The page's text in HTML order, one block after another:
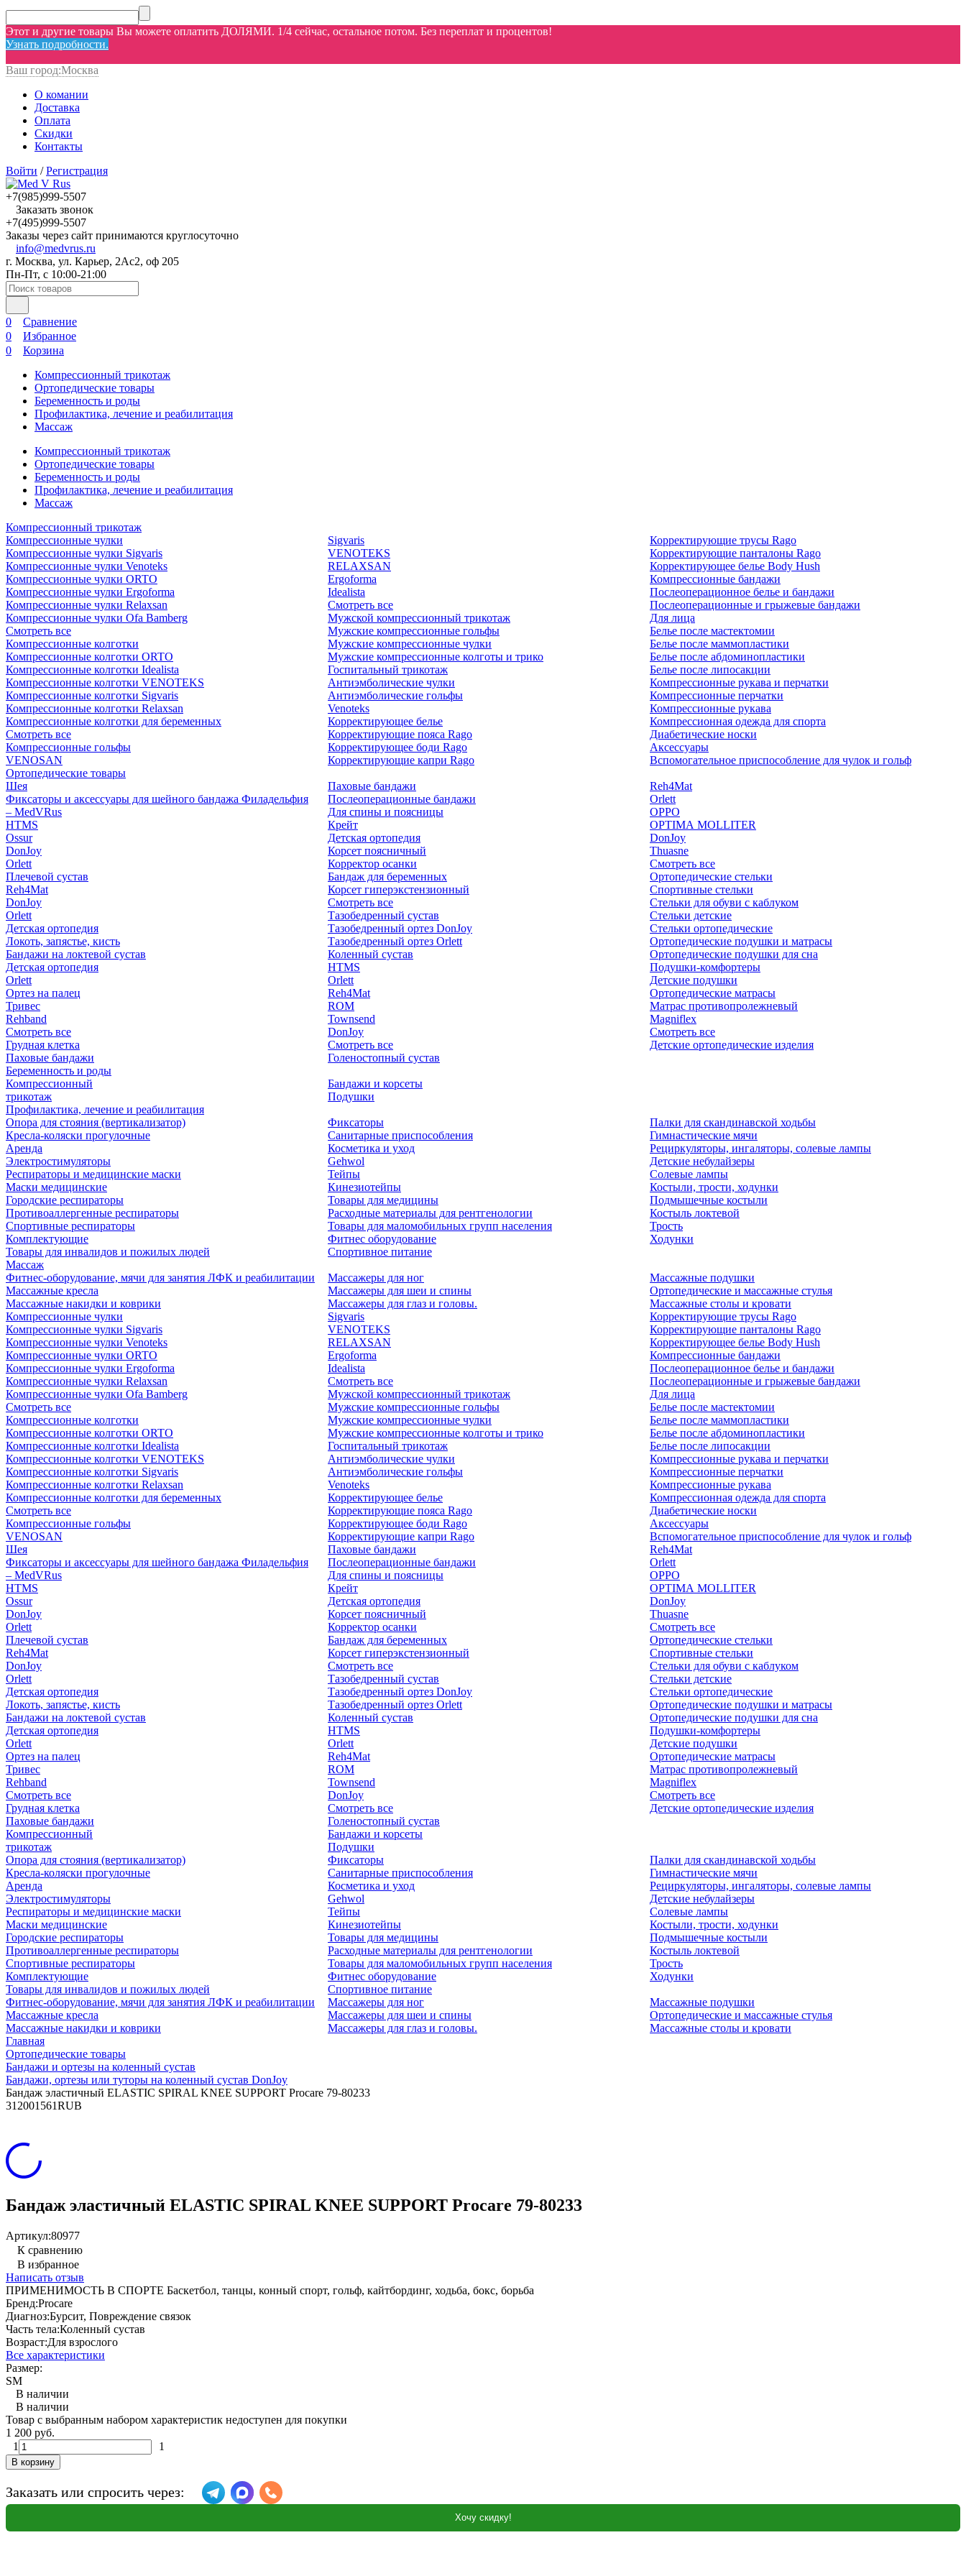
Этот и другие товары Вы можете оплатить ДОЛЯМИ. 1/4 сейчас, остальное потом. Без переплат и процентов!
Узнать подробности.
Ваш город:Москва
О комании
Доставка
Оплата
Скидки
Контакты
Войти /Регистрация
+7(985)999-5507
Заказать звонок
+7(495)999-5507
Заказы через сайт принимаются круглосуточно
info@medvrus.ru
г. Москва, ул. Карьер, 2Ас2, оф 205
Пн-Пт, с 10:00-21:00
0
Сравнение
0
Избранное
0
Корзина
Компрессионный трикотаж
Ортопедические товары
Беременность и роды
Профилактика, лечение и реабилитация
Массаж
Компрессионный трикотаж
Ортопедические товары
Беременность и роды
Профилактика, лечение и реабилитация
Массаж
Компрессионный трикотаж
Компрессионные чулки
Компрессионные чулки Sigvaris
Компрессионные чулки Venoteks
Компрессионные чулки ORTO
Компрессионные чулки Ergoforma
Компрессионные чулки Relaxsan
Компрессионные чулки Ofa Bamberg
Смотреть все
Компрессионные колготки
Компрессионные колготки ORTO
Компрессионные колготки Idealista
Компрессионные колготки VENOTEKS
Компрессионные колготки Sigvaris
Компрессионные колготки Relaxsan
Компрессионные колготки для беременных
Смотреть все
Компрессионные гольфы
VENOSAN
Sigvaris
VENOTEKS
RELAXSAN
Ergoforma
Idealista
Смотреть все
Мужской компрессионный трикотаж
Мужские компрессионные гольфы
Мужские компрессионные чулки
Мужские компрессионные колготы и трико
Госпитальный трикотаж
Антиэмболические чулки
Антиэмболические гольфы
Venoteks
Корректирующее белье
Корректирующие пояса Rago
Корректирующее боди Rago
Корректирующие капри Rago
Корректирующие трусы Rago
Корректирующие панталоны Rago
Корректирующее белье Body Hush
Компрессионные бандажи
Послеоперационное белье и бандажи
Послеоперационные и грыжевые бандажи
Для лица
Белье после мастектомии
Белье после маммопластики
Белье после абдоминопластики
Белье после липосакции
Компрессионные рукава и перчатки
Компрессионные перчатки
Компрессионные рукава
Компрессионная одежда для спорта
Диабетические носки
Аксессуары
Вспомогательное приспособление для чулок и гольф
Ортопедические товары
Шея
Фиксаторы и аксессуары для шейного бандажа Филадельфия
– MedVRus
HTMS
Ossur
DonJoy
Orlett
Плечевой сустав
Reh4Mat
DonJoy
Orlett
Детская ортопедия
Локоть, запястье, кисть
Бандажи на локтевой сустав
Детская ортопедия
Orlett
Ортез на палец
Тривес
Rehband
Смотреть все
Грудная клетка
Паховые бандажи
Паховые бандажи
Послеоперационные бандажи
Для спины и поясницы
Крейт
Детская ортопедия
Корсет поясничный
Корректор осанки
Бандаж для беременных
Корсет гиперэкстензионный
Смотреть все
Тазобедренный сустав
Тазобедренный ортез DonJoy
Тазобедренный ортез Orlett
Коленный сустав
HTMS
Orlett
Reh4Mat
ROM
Townsend
DonJoy
Смотреть все
Голеностопный сустав
Reh4Mat
Orlett
OPPO
OPTIMA MOLLITER
DonJoy
Thuasne
Смотреть все
Ортопедические стельки
Спортивные стельки
Стельки для обуви с каблуком
Стельки детские
Стельки ортопедические
Ортопедические подушки и матрасы
Ортопедические подушки для сна
Подушки-комфортеры
Детские подушки
Ортопедические матрасы
Матрас противопролежневый
Magniflex
Смотреть все
Детские ортопедические изделия
Беременность и роды
Компрессионный
трикотаж
Бандажи и корсеты
Подушки
Профилактика, лечение и реабилитация
Опора для стояния (вертикализатор)
Кресла-коляски прогулочные
Аренда
Электростимуляторы
Респираторы и медицинские маски
Маски медицинские
Городские респираторы
Противоаллергенные респираторы
Спортивные респираторы
Комплектующие
Товары для инвалидов и пожилых людей
Фиксаторы
Санитарные приспособления
Косметика и уход
Gehwol
Тейпы
Кинезиотейпы
Товары для медицины
Расходные материалы для рентгенологии
Товары для маломобильных групп населения
Фитнес оборудование
Спортивное питание
Палки для скандинавской ходьбы
Гимнастические мячи
Рециркуляторы, ингаляторы, солевые лампы
Детские небулайзеры
Солевые лампы
Костыли, трости, ходунки
Подмышечные костыли
Костыль локтевой
Трость
Ходунки
Массаж
Фитнес-оборудование, мячи для занятия ЛФК и реабилитации
Массажные кресла
Массажные накидки и коврики
Массажеры для ног
Массажеры для шеи и спины
Массажеры для глаз и головы.
Массажные подушки
Ортопедические и массажные стулья
Массажные столы и кровати
Компрессионные чулки
Компрессионные чулки Sigvaris
Компрессионные чулки Venoteks
Компрессионные чулки ORTO
Компрессионные чулки Ergoforma
Компрессионные чулки Relaxsan
Компрессионные чулки Ofa Bamberg
Смотреть все
Компрессионные колготки
Компрессионные колготки ORTO
Компрессионные колготки Idealista
Компрессионные колготки VENOTEKS
Компрессионные колготки Sigvaris
Компрессионные колготки Relaxsan
Компрессионные колготки для беременных
Смотреть все
Компрессионные гольфы
VENOSAN
Sigvaris
VENOTEKS
RELAXSAN
Ergoforma
Idealista
Смотреть все
Мужской компрессионный трикотаж
Мужские компрессионные гольфы
Мужские компрессионные чулки
Мужские компрессионные колготы и трико
Госпитальный трикотаж
Антиэмболические чулки
Антиэмболические гольфы
Venoteks
Корректирующее белье
Корректирующие пояса Rago
Корректирующее боди Rago
Корректирующие капри Rago
Корректирующие трусы Rago
Корректирующие панталоны Rago
Корректирующее белье Body Hush
Компрессионные бандажи
Послеоперационное белье и бандажи
Послеоперационные и грыжевые бандажи
Для лица
Белье после мастектомии
Белье после маммопластики
Белье после абдоминопластики
Белье после липосакции
Компрессионные рукава и перчатки
Компрессионные перчатки
Компрессионные рукава
Компрессионная одежда для спорта
Диабетические носки
Аксессуары
Вспомогательное приспособление для чулок и гольф
Шея
Фиксаторы и аксессуары для шейного бандажа Филадельфия
– MedVRus
HTMS
Ossur
DonJoy
Orlett
Плечевой сустав
Reh4Mat
DonJoy
Orlett
Детская ортопедия
Локоть, запястье, кисть
Бандажи на локтевой сустав
Детская ортопедия
Orlett
Ортез на палец
Тривес
Rehband
Смотреть все
Грудная клетка
Паховые бандажи
Паховые бандажи
Послеоперационные бандажи
Для спины и поясницы
Крейт
Детская ортопедия
Корсет поясничный
Корректор осанки
Бандаж для беременных
Корсет гиперэкстензионный
Смотреть все
Тазобедренный сустав
Тазобедренный ортез DonJoy
Тазобедренный ортез Orlett
Коленный сустав
HTMS
Orlett
Reh4Mat
ROM
Townsend
DonJoy
Смотреть все
Голеностопный сустав
Reh4Mat
Orlett
OPPO
OPTIMA MOLLITER
DonJoy
Thuasne
Смотреть все
Ортопедические стельки
Спортивные стельки
Стельки для обуви с каблуком
Стельки детские
Стельки ортопедические
Ортопедические подушки и матрасы
Ортопедические подушки для сна
Подушки-комфортеры
Детские подушки
Ортопедические матрасы
Матрас противопролежневый
Magniflex
Смотреть все
Детские ортопедические изделия
Компрессионный
трикотаж
Бандажи и корсеты
Подушки
Опора для стояния (вертикализатор)
Кресла-коляски прогулочные
Аренда
Электростимуляторы
Респираторы и медицинские маски
Маски медицинские
Городские респираторы
Противоаллергенные респираторы
Спортивные респираторы
Комплектующие
Товары для инвалидов и пожилых людей
Фиксаторы
Санитарные приспособления
Косметика и уход
Gehwol
Тейпы
Кинезиотейпы
Товары для медицины
Расходные материалы для рентгенологии
Товары для маломобильных групп населения
Фитнес оборудование
Спортивное питание
Палки для скандинавской ходьбы
Гимнастические мячи
Рециркуляторы, ингаляторы, солевые лампы
Детские небулайзеры
Солевые лампы
Костыли, трости, ходунки
Подмышечные костыли
Костыль локтевой
Трость
Ходунки
Фитнес-оборудование, мячи для занятия ЛФК и реабилитации
Массажные кресла
Массажные накидки и коврики
Массажеры для ног
Массажеры для шеи и спины
Массажеры для глаз и головы.
Массажные подушки
Ортопедические и массажные стулья
Массажные столы и кровати
Главная
Ортопедические товары
Бандажи и ортезы на коленный сустав
Бандажи, ортезы или туторы на коленный сустав DonJoy
Бандаж эластичный ELASTIC SPIRAL KNEE SUPPORT Procare 79-80233
312001561RUB
Бандаж эластичный ELASTIC SPIRAL KNEE SUPPORT Procare 79-80233
Артикул:80977
К сравнению
В избранное
Написать отзыв
ПРИМЕНИМОСТЬ В СПОРТЕ Баскетбол, танцы, конный спорт, гольф, кайтбординг, ходьба, бокс, борьба
Бренд:Procare
Диагноз:Бурсит, Повреждение связок
Часть тела:Коленный сустав
Возраст:Для взрослого
Все характеристики
Размер:
SM
В наличии
В наличии
Товар с выбранным набором характеристик недоступен для покупки
1 200 руб.
1
1
В корзину
Заказать или спросить через:
Хочу скидку!